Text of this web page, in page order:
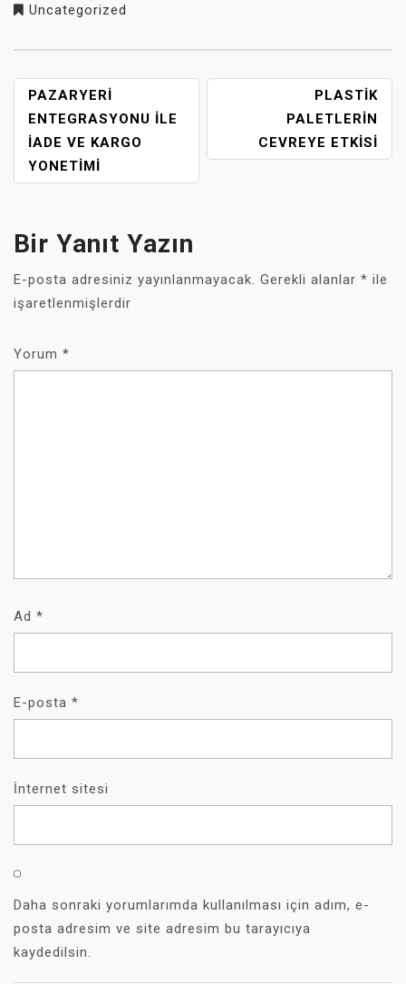
Uncategorized
YAZI
GEZINMESI
PAZARYERI
ENTEGRASYONU İLE
İADE VE KARGO
YONETIMI
PLASTIK
PALETLERIN
CEVREYE ETKISI
Bir Yanıt Yazın
E-posta adresiniz yayınlanmayacak. Gerekli alanlar * ile
işaretlenmişlerdir
Yorum *
Ad *
E-posta *
İnternet sitesi
Daha sonraki yorumlarımda kullanılması için adım, e-
posta adresim ve site adresim bu tarayıcıya
kaydedilsin.